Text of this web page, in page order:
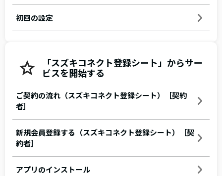
初回の設定
「スズキコネクト登録シート」からサー
ビスを開始する
ご契約の流れ（スズキコネクト登録シート）［契約
者］
新規会員登録する（スズキコネクト登録シート）［契
約者］
アプリのインストール